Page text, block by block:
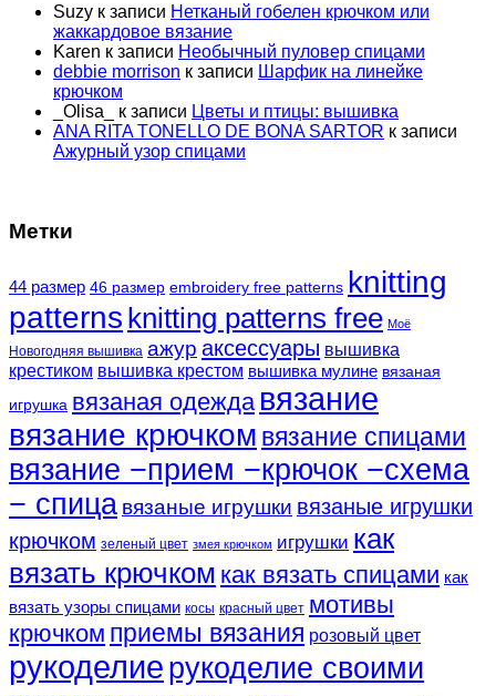
Suzy к записи Нетканый гобелен крючком или
жаккардовое вязание
Karen к записи Необычный пуловер спицами
debbie morrison к записи Шарфик на линейке
крючком
_Olisa_
к записи Цветы и птицы: вышивка
ANA RITA TONELLO DE BONA SARTOR к записи
Ажурный узор спицами
Метки
44 размер 46 размер embroidery free patterns knitting
patterns knitting patterns free Моё
Новогодняя вышивка ажур аксессуары вышивка
крестиком вышивка крестом вышивка мулине вязаная
игрушка вязаная одежда вязание
вязание крючком вязание спицами
вязание −прием −крючок −схема
− спица вязаные игрушки вязаные игрушки
крючком зеленый цвет змея крючком игрушки как
вязать крючком как вязать спицами как
вязать узоры спицами косы красный цвет мотивы
крючком приемы вязания розовый цвет
рукоделие рукоделие своими